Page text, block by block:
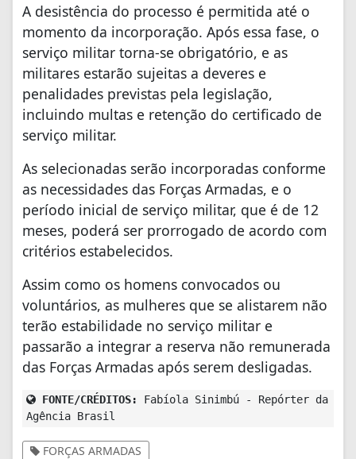
A desistência do processo é permitida até o
momento da incorporação. Após essa fase, o
serviço militar torna-se obrigatório, e as
militares estarão sujeitas a deveres e
penalidades previstas pela legislação,
incluindo multas e retenção do certificado de
serviço militar.
As selecionadas serão incorporadas conforme
as necessidades das Forças Armadas, e o
período inicial de serviço militar, que é de 12
meses, poderá ser prorrogado de acordo com
critérios estabelecidos.
Assim como os homens convocados ou
voluntários, as mulheres que se alistarem não
terão estabilidade no serviço militar e
passarão a integrar a reserva não remunerada
das Forças Armadas após serem desligadas.
FONTE/CRÉDITOS:
Fabíola Sinimbú - Repórter da
Agência Brasil
FORÇAS ARMADAS